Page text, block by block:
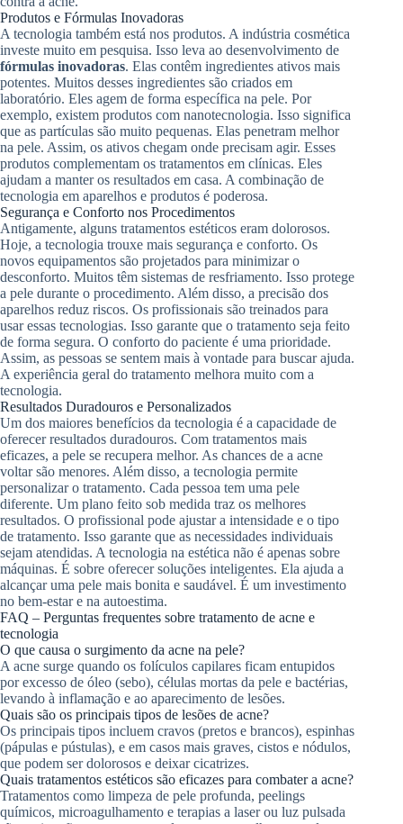
Produtos e Fórmulas Inovadoras
A tecnologia também está nos produtos. A indústria cosmética
investe muito em pesquisa. Isso leva ao desenvolvimento de
fórmulas inovadoras. Elas contêm ingredientes ativos mais
potentes. Muitos desses ingredientes são criados em
laboratório. Eles agem de forma específica na pele. Por
exemplo, existem produtos com nanotecnologia. Isso significa
que as partículas são muito pequenas. Elas penetram melhor
na pele. Assim, os ativos chegam onde precisam agir. Esses
produtos complementam os tratamentos em clínicas. Eles
ajudam a manter os resultados em casa. A combinação de
tecnologia em aparelhos e produtos é poderosa.
Segurança e Conforto nos Procedimentos
Antigamente, alguns tratamentos estéticos eram dolorosos.
Hoje, a tecnologia trouxe mais segurança e conforto. Os
novos equipamentos são projetados para minimizar o
desconforto. Muitos têm sistemas de resfriamento. Isso protege
a pele durante o procedimento. Além disso, a precisão dos
aparelhos reduz riscos. Os profissionais são treinados para
usar essas tecnologias. Isso garante que o tratamento seja feito
de forma segura. O conforto do paciente é uma prioridade.
Assim, as pessoas se sentem mais à vontade para buscar ajuda.
A experiência geral do tratamento melhora muito com a
tecnologia.
Resultados Duradouros e Personalizados
Um dos maiores benefícios da tecnologia é a capacidade de
oferecer resultados duradouros. Com tratamentos mais
eficazes, a pele se recupera melhor. As chances de a acne
voltar são menores. Além disso, a tecnologia permite
personalizar o tratamento. Cada pessoa tem uma pele
diferente. Um plano feito sob medida traz os melhores
resultados. O profissional pode ajustar a intensidade e o tipo
de tratamento. Isso garante que as necessidades individuais
sejam atendidas. A tecnologia na estética não é apenas sobre
máquinas. É sobre oferecer soluções inteligentes. Ela ajuda a
alcançar uma pele mais bonita e saudável. É um investimento
no bem-estar e na autoestima.
FAQ – Perguntas frequentes sobre tratamento de acne e
tecnologia
O que causa o surgimento da acne na pele?
A acne surge quando os folículos capilares ficam entupidos
por excesso de óleo (sebo), células mortas da pele e bactérias,
levando à inflamação e ao aparecimento de lesões.
Quais são os principais tipos de lesões de acne?
Os principais tipos incluem cravos (pretos e brancos), espinhas
(pápulas e pústulas), e em casos mais graves, cistos e nódulos,
que podem ser dolorosos e deixar cicatrizes.
Quais tratamentos estéticos são eficazes para combater a acne?
Tratamentos como limpeza de pele profunda, peelings
químicos, microagulhamento e terapias a laser ou luz pulsada